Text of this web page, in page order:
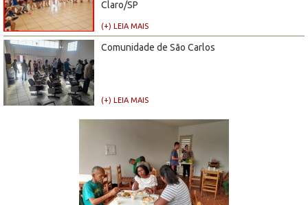
Claro/SP
(+) LEIA MAIS
Comunidade de São Carlos
(+) LEIA MAIS